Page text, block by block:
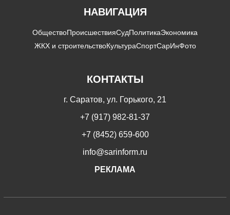
НАВИГАЦИЯ
ОбществоПроисшествияСудПолитикаЭкономика
ЖКХ и строительствоКультураСпортСарИнФото
КОНТАКТЫ
г. Саратов, ул. Горького, 21
+7 (917) 982-81-37
+7 (8452) 659-600
info@sarinform.ru
РЕКЛАМА